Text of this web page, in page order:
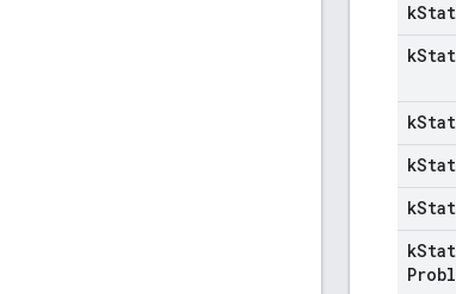
k
k
k
k
k
k